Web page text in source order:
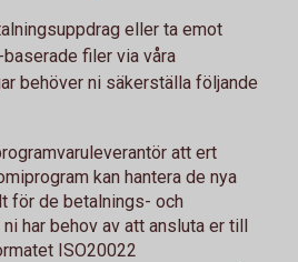
eller ta emot
filer via våra
behöver ni säkerställa följande
att ert
kan hantera de nya
för de betalnings- och
har behov av att ansluta er till
ISO20022